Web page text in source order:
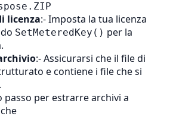
licenza:- Imposta la tua licenza
SetMeteredKey() per la
:- Assicurarsi che il file di
e contiene i file che si
passo per estrarre archivi a